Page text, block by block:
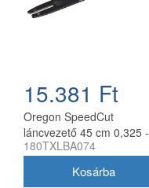
15.381 Ft
Oregon SpeedCut
láncvezető 45 cm 0,325 -
1,3 mm 68 szem Stihl
180TXLBA074